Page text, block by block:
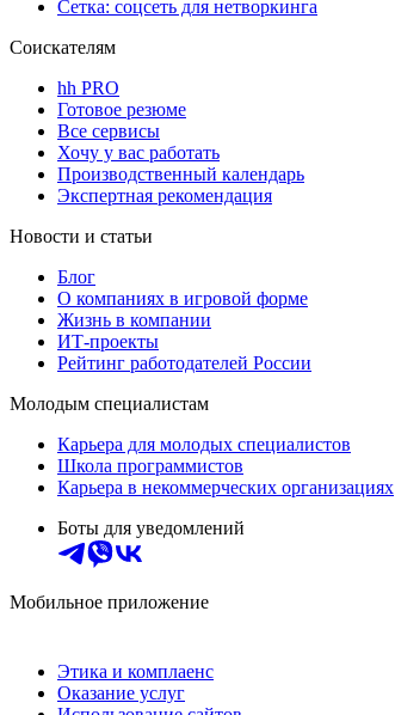
Сетка: соцсеть для нетворкинга
Соискателям
hh PRO
Готовое резюме
Все сервисы
Хочу у вас работать
Производственный календарь
Экспертная рекомендация
Новости и статьи
Блог
О компаниях в игровой форме
Жизнь в компании
ИТ-проекты
Рейтинг работодателей России
Молодым специалистам
Карьера для молодых специалистов
Школа программистов
Карьера в некоммерческих организациях
Боты для уведомлений
Мобильное приложение
Этика и комплаенс
Оказание услуг